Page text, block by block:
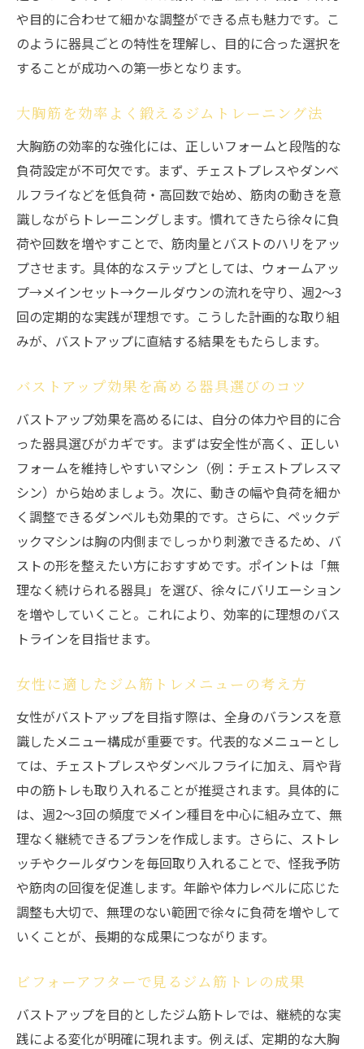
や目的に合わせて細かな調整ができる点も魅力です。こ
のように器具ごとの特性を理解し、目的に合った選択を
することが成功への第一歩となります。
大胸筋を効率よく鍛えるジムトレーニング法
大胸筋の効率的な強化には、正しいフォームと段階的な
負荷設定が不可欠です。まず、チェストプレスやダンベ
ルフライなどを低負荷・高回数で始め、筋肉の動きを意
識しながらトレーニングします。慣れてきたら徐々に負
荷や回数を増やすことで、筋肉量とバストのハリをアッ
プさせます。具体的なステップとしては、ウォームアッ
プ→メインセット→クールダウンの流れを守り、週2〜3
回の定期的な実践が理想です。こうした計画的な取り組
みが、バストアップに直結する結果をもたらします。
バストアップ効果を高める器具選びのコツ
バストアップ効果を高めるには、自分の体力や目的に合
った器具選びがカギです。まずは安全性が高く、正しい
フォームを維持しやすいマシン（例：チェストプレスマ
シン）から始めましょう。次に、動きの幅や負荷を細か
く調整できるダンベルも効果的です。さらに、ペックデ
ックマシンは胸の内側までしっかり刺激できるため、バ
ストの形を整えたい方におすすめです。ポイントは「無
理なく続けられる器具」を選び、徐々にバリエーション
を増やしていくこと。これにより、効率的に理想のバス
トラインを目指せます。
女性に適したジム筋トレメニューの考え方
女性がバストアップを目指す際は、全身のバランスを意
識したメニュー構成が重要です。代表的なメニューとし
ては、チェストプレスやダンベルフライに加え、肩や背
中の筋トレも取り入れることが推奨されます。具体的に
は、週2〜3回の頻度でメイン種目を中心に組み立て、無
理なく継続できるプランを作成します。さらに、ストレ
ッチやクールダウンを毎回取り入れることで、怪我予防
や筋肉の回復を促進します。年齢や体力レベルに応じた
調整も大切で、無理のない範囲で徐々に負荷を増やして
いくことが、長期的な成果につながります。
ビフォーアフターで見るジム筋トレの成果
バストアップを目的としたジム筋トレでは、継続的な実
践による変化が明確に現れます。例えば、定期的な大胸